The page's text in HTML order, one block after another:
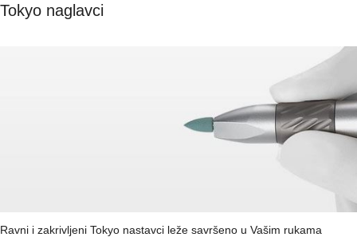
Tokyo naglavci
Ravni i zakrivljeni Tokyo nastavci leže savršeno u Vašim rukama